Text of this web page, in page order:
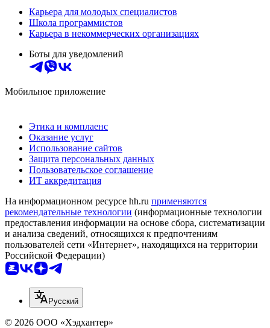
Карьера для молодых специалистов
Школа программистов
Карьера в некоммерческих организациях
Боты для уведомлений
Мобильное приложение
Этика и комплаенс
Оказание услуг
Использование сайтов
Защита персональных данных
Пользовательское соглашение
ИТ аккредитация
На информационном ресурсе hh.ru применяются
рекомендательные технологии (информационные технологии
предоставления информации на основе сбора, систематизации
и анализа сведений, относящихся к предпочтениям
пользователей сети «Интернет», находящихся на территории
Российской Федерации)
Русский
© 2026 ООО «Хэдхантер»